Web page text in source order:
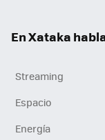
En Xataka
Streaming
Espacio
Energía